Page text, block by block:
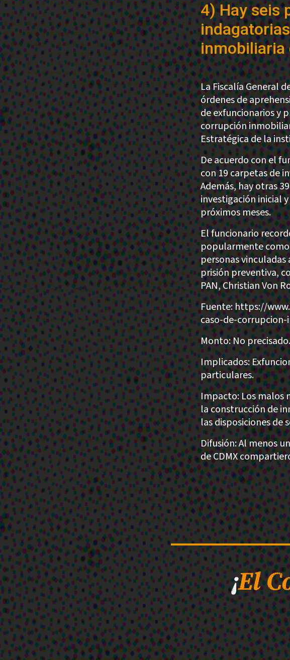
4) Hay seis
inmobiliaria
La Fiscalía General
órdenes de
de exfuncionarios y
corrupción
Estratégica de la
De acuerdo con el
con 19 carpetas de
Además, hay otras
investigación inicial
próximos meses.
El funcionario
popularmente como
personas
prisión preventiva,
PAN, Christian Von
Fuente: https://
caso-de-
Monto: No precisado.
Implicados:
particulares.
Impacto: Los malos
la construcción de
las disposiciones de
Difusión: Al menos
de CDMX